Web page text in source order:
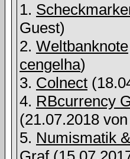
1.
Guest)
2. Weltbanknote
cengelha)
3. Colnect
4. RBcurrency
(21.07.2018 von
5. Numismatik